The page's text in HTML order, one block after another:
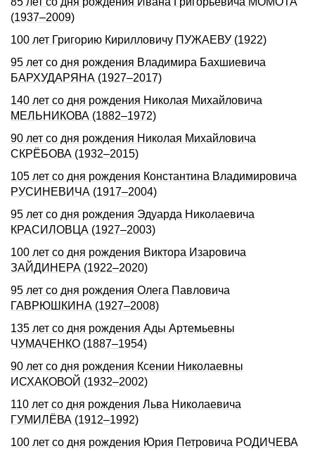
(1937–2009)
100 лет Григорию Кирилловичу ПУЖАЕВУ (1922)
95 лет со дня рождения Владимира Бахшиевича
БАРХУДАРЯНА (1927–2017)
140 лет со дня pождения Hиколая Михайловича
МЕЛЬHИКОВА (1882–1972)
90 лет со дня рождения Николая Михайловича
СКРЁБОВА (1932–2015)
105 лет со дня рождения Константина Владимировича
РУСИНЕВИЧА (1917–2004)
95 лет со дня рождения Эдуарда Николаевича
КРАСИЛОВЦА (1927–2003)
100 лет со дня рождения Виктора Изаровича
ЗАЙДИНЕРА (1922–2020)
95 лет со дня рождения Олега Павловича
ГАВРЮШКИНА (1927–2008)
135 лет со дня pождения Ады Аpтемьевны
ЧУМАЧЕHКО (1887–1954)
90 лет со дня рождения Ксении Николаевны
ИСХАКОВОЙ (1932–2002)
110 лет со дня рождения Льва Николаевича
ГУМИЛЁВА (1912–1992)
100 лет со дня рождения Юрия Петровича РОДИЧЕВА